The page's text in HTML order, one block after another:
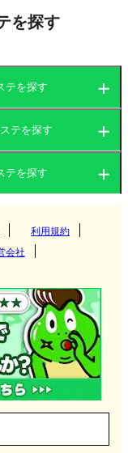
を探す
テを探す
テを探す
テを探す
利用規約
会社